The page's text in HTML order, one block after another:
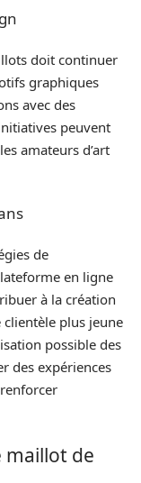
doit continuer
graphiques
avec des
peuvent
amateurs d’art
de
en ligne
à la création
plus jeune
possible des
des expériences
maillot de